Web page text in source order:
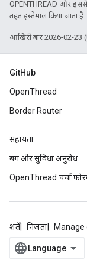
OPENTHREAD और इससे
तहत इस्तेमाल किया जाता है.
आखिरी बार 2026-02-23
GitHub
OpenThread
Border Router
सहायता
बग और सुविधा अनुरोध
OpenThread चर्चा
शर्तें निजता Manage